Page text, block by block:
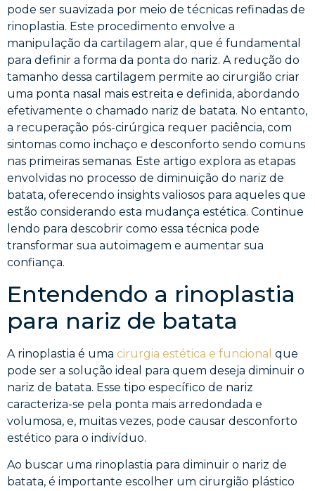
pode ser suavizada por meio de técnicas refinadas de
rinoplastia. Este procedimento envolve a
manipulação da cartilagem alar, que é fundamental
para definir a forma da ponta do nariz. A redução do
tamanho dessa cartilagem permite ao cirurgião criar
uma ponta nasal mais estreita e definida, abordando
efetivamente o chamado nariz de batata. No entanto,
a recuperação pós-cirúrgica requer paciência, com
sintomas como inchaço e desconforto sendo comuns
nas primeiras semanas. Este artigo explora as etapas
envolvidas no processo de diminuição do nariz de
batata, oferecendo insights valiosos para aqueles que
estão considerando esta mudança estética. Continue
lendo para descobrir como essa técnica pode
transformar sua autoimagem e aumentar sua
confiança.
Entendendo a rinoplastia
para nariz de batata
A rinoplastia é uma cirurgia estética e funcional que
pode ser a solução ideal para quem deseja diminuir o
nariz de batata. Esse tipo específico de nariz
caracteriza-se pela ponta mais arredondada e
volumosa, e, muitas vezes, pode causar desconforto
estético para o indivíduo.
Ao buscar uma rinoplastia para diminuir o nariz de
batata, é importante escolher um cirurgião plástico